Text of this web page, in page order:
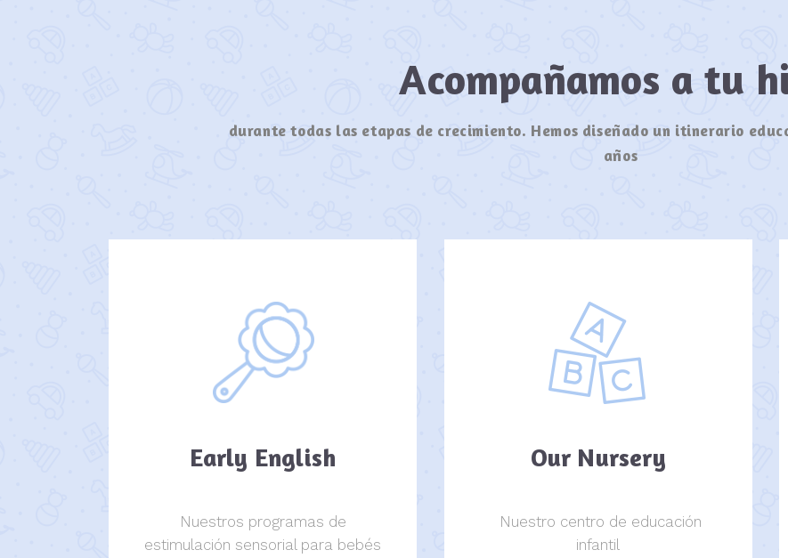
Acompañamos a tu
durante todas las etapas de crecimiento. Hemos diseñado un itinerario
años
Early English
Nuestros programas de
estimulación sensorial para bebés
Our Nursery
Nuestro centro de educación
infantil